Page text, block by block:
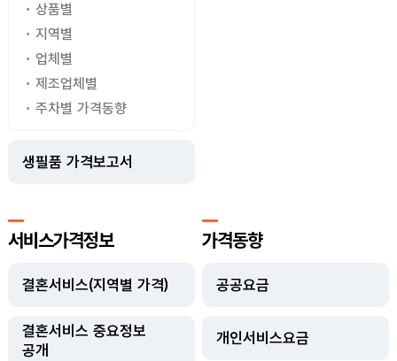
상품별
지역별
업체별
제조업체별
주차별 가격동향
생필품 가격보고서
서비스가격정보
결혼서비스(지역별 가격)
결혼서비스 중요정보
공개
가격동향
공공요금
개인서비스요금